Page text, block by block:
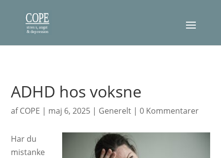
ADHD hos voksne
afCOPE | maj 6, 2025 | Generelt |0 Kommentarer
Har du
mistanke